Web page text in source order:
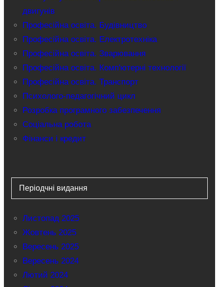
двигунів
Професійна освіта. Будівництво
Професійна освіта. Електротехніка
Професійна освіта. Зварювання
Професійна освіта. Комп'ютерні технології
Професійна освіта. Транспорт
Психолого-педагогічний цикл
Розробка програмного забезпечення
Соціальна робота
Фінанси і кредит
Періодчні видання
Листопад 2025
Жовтень 2025
Вересень 2025
Вересень 2024
Лютий 2024